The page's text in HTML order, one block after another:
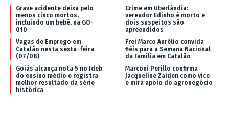
Grave acidente deixa pelo
menos cinco mortos,
incluindo um bebê, na GO-
010
Crime em Uberlândia:
vereador Edinho é morto e
dois suspeitos são
apreendidos
Vagas de Emprego em
Catalão nesta sexta-feira
(07/08)
Frei Marco Aurélio convida
fiéis para a Semana Nacional
da Família em Catalão
Goiás alcança nota 5 no Ideb
do ensino médio e registra
melhor resultado da série
histórica
Marconi Perillo confirma
Jacqueline Zaiden como vice
e mira apoio do agronegócio